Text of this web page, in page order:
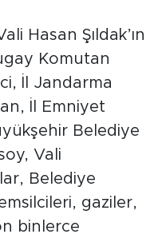
Hasan Şıldak’ın
Komutan
İl Jandarma
İl Emniyet
Belediye
Vali
Belediye
gaziler,
binlerce